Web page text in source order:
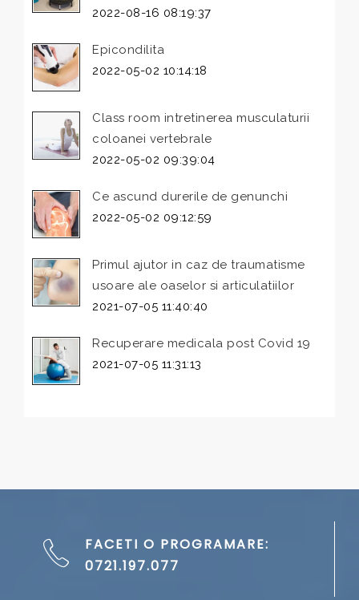
2022-08-16 08:19:37
Epicondilita
2022-05-02 10:14:18
Class room intretinerea musculaturii
coloanei vertebrale
2022-05-02 09:39:04
Ce ascund durerile de genunchi
2022-05-02 09:12:59
Primul ajutor in caz de traumatisme
usoare ale oaselor si articulatiilor
2021-07-05 11:40:40
Recuperare medicala post Covid 19
2021-07-05 11:31:13
FACETI O PROGRAMARE:
0721.197.077